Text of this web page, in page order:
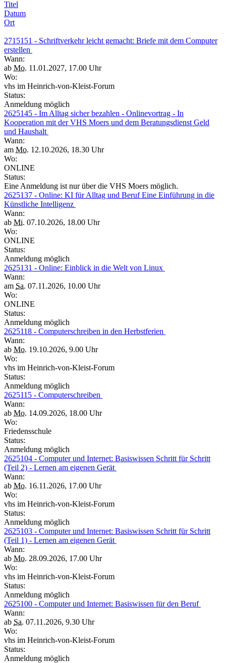
Titel
Datum
Ort
2715151 - Schriftverkehr leicht gemacht: Briefe mit dem Computer
erstellen
Wann:
ab Mo. 11.01.2027, 17.00 Uhr
Wo:
vhs im Heinrich-von-Kleist-Forum
Status:
Anmeldung möglich
2625145 - Im Alltag sicher bezahlen - Onlinevortrag - In
Kooperation mit der VHS Moers und dem Beratungsdienst Geld
und Haushalt
Wann:
am Mo. 12.10.2026, 18.30 Uhr
Wo:
ONLINE
Status:
Eine Anmeldung ist nur über die VHS Moers möglich.
2625137 - Online: KI für Alltag und Beruf Eine Einführung in die
Künstliche Intelligenz
Wann:
ab Mi. 07.10.2026, 18.00 Uhr
Wo:
ONLINE
Status:
Anmeldung möglich
2625131 - Online: Einblick in die Welt von Linux
Wann:
am Sa. 07.11.2026, 10.00 Uhr
Wo:
ONLINE
Status:
Anmeldung möglich
2625118 - Computerschreiben in den Herbstferien
Wann:
ab Mo. 19.10.2026, 9.00 Uhr
Wo:
vhs im Heinrich-von-Kleist-Forum
Status:
Anmeldung möglich
2625115 - Computerschreiben
Wann:
ab Mo. 14.09.2026, 18.00 Uhr
Wo:
Friedensschule
Status:
Anmeldung möglich
2625104 - Computer und Internet: Basiswissen Schritt für Schritt
(Teil 2) - Lernen am eigenen Gerät
Wann:
ab Mo. 16.11.2026, 17.00 Uhr
Wo:
vhs im Heinrich-von-Kleist-Forum
Status:
Anmeldung möglich
2625103 - Computer und Internet: Basiswissen Schritt für Schritt
(Teil 1) - Lernen am eigenen Gerät
Wann:
ab Mo. 28.09.2026, 17.00 Uhr
Wo:
vhs im Heinrich-von-Kleist-Forum
Status:
Anmeldung möglich
2625100 - Computer und Internet: Basiswissen für den Beruf
Wann:
ab Sa. 07.11.2026, 9.30 Uhr
Wo:
vhs im Heinrich-von-Kleist-Forum
Status:
Anmeldung möglich